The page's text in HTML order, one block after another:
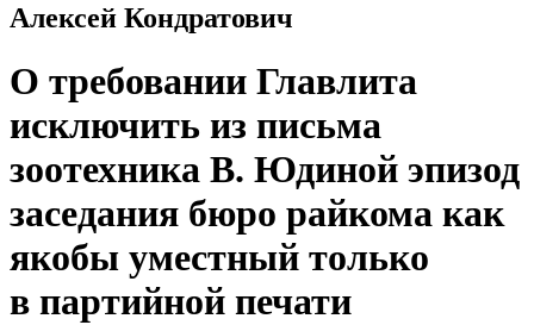
Алексей Кондратович
О требовании Главлита
исключить из письма
зоотехника В. Юдиной эпизод
заседания бюро райкома как
якобы уместный только
в партийной печати